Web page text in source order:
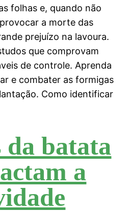
folhas e, quando não
a morte das
prejuízo na lavoura.
que comprovam
de controle. Aprenda
e combater as formigas
Como identificar
da batata
a